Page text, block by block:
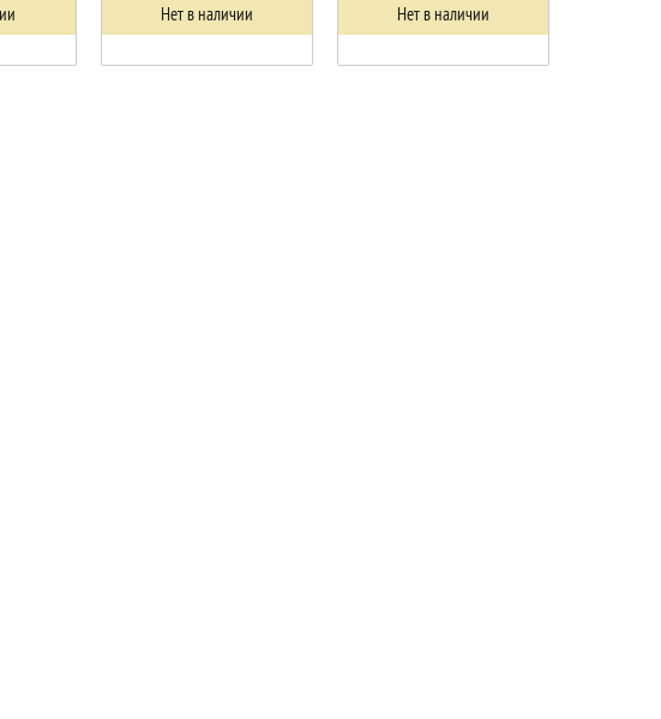
Нет в наличии Нет в наличии